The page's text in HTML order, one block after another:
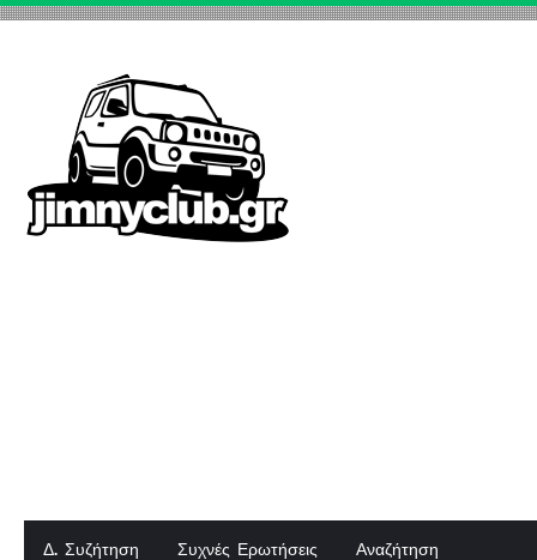
Δ. Συζήτηση Συχνές Ερωτήσεις Αναζήτηση